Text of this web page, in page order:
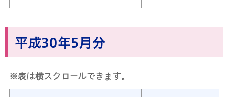
平成30年5月分
※表は横スクロールできます。